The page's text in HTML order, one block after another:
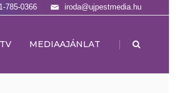
iroda@ujpestmedia.hu
785-0366
MEDIAAJÁNLAT |